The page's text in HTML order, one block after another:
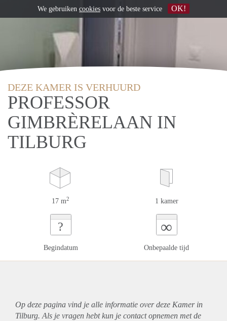
DEZE KAMER IS VERHUURD
PROFESSOR
GIMBRÈRELAAN IN
TILBURG
17 m2 1 kamer
?
Begindatum
∞
Onbepaalde tijd
Op deze pagina vind je alle informatie over deze Kamer in
Tilburg. Als je vragen hebt kun je contact opnemen met de
We gebruiken cookies voor de beste service OK!